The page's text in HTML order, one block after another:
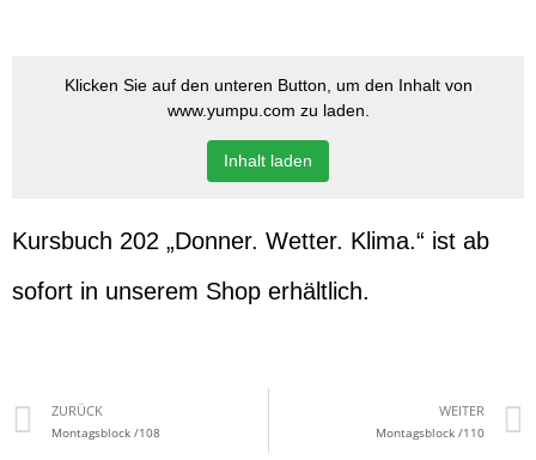
Klicken Sie auf den unteren Button, um den Inhalt von
www.yumpu.com zu laden.
Inhalt laden
Kursbuch 202 „Donner. Wetter. Klima.“ ist ab
sofort in unserem Shop erhältlich.
ZURÜCK
Montagsblock /108
WEITER
Montagsblock /110